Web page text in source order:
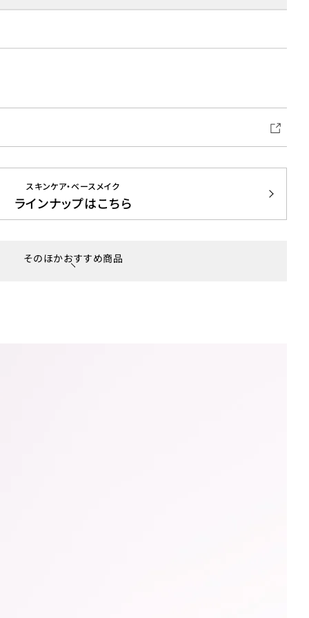
スキンケア・ベースメイク
ラインナップはこちら
そのほかおすすめ商品